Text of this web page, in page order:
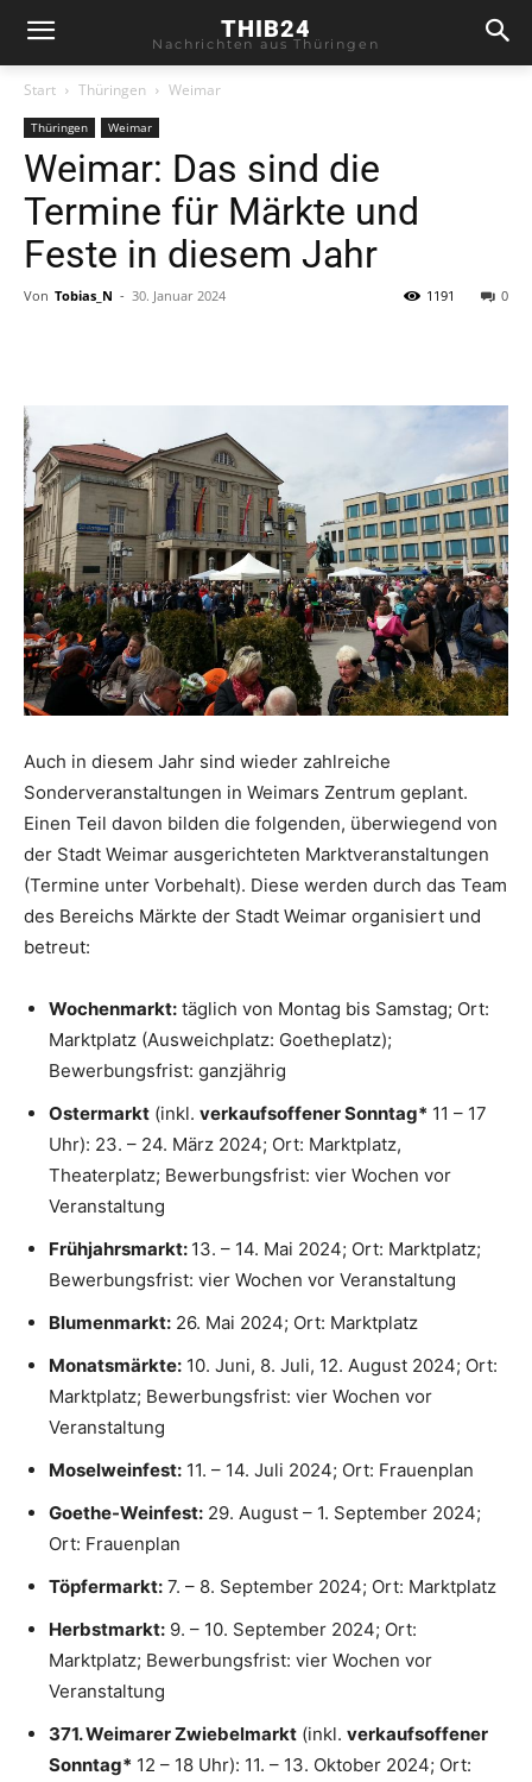
THIB24
Nachrichten aus Thüringen
Start Thüringen Weimar
Thüringen Weimar
Weimar: Das sind die
Termine für Märkte und
Feste in diesem Jahr
Von Tobias_N - 30. Januar 2024 0
1191
Auch in diesem Jahr sind wieder zahlreiche
Sonderveranstaltungen in Weimars Zentrum geplant.
Einen Teil davon bilden die folgenden, überwiegend von
der Stadt Weimar ausgerichteten Marktveranstaltungen
(Termine unter Vorbehalt). Diese werden durch das Team
des Bereichs Märkte der Stadt Weimar organisiert und
betreut:
Wochenmarkt: täglich von Montag bis Samstag; Ort:
Marktplatz (Ausweichplatz: Goetheplatz);
Bewerbungsfrist: ganzjährig
Ostermarkt (inkl. verkaufsoffener Sonntag* 11 – 17
Uhr): 23. – 24. März 2024; Ort: Marktplatz,
Theaterplatz; Bewerbungsfrist: vier Wochen vor
Veranstaltung
Frühjahrsmarkt: 13. – 14. Mai 2024; Ort: Marktplatz;
Bewerbungsfrist: vier Wochen vor Veranstaltung
Blumenmarkt: 26. Mai 2024; Ort: Marktplatz
Monatsmärkte: 10. Juni, 8. Juli, 12. August 2024; Ort:
Marktplatz; Bewerbungsfrist: vier Wochen vor
Veranstaltung
Moselweinfest: 11. – 14. Juli 2024; Ort: Frauenplan
Goethe-Weinfest: 29. August – 1. September 2024;
Ort: Frauenplan
Töpfermarkt: 7. – 8. September 2024; Ort: Marktplatz
Herbstmarkt: 9. – 10. September 2024; Ort:
Marktplatz; Bewerbungsfrist: vier Wochen vor
Veranstaltung
371. Weimarer Zwiebelmarkt (inkl. verkaufsoffener
Sonntag* 12 – 18 Uhr): 11. – 13. Oktober 2024; Ort: